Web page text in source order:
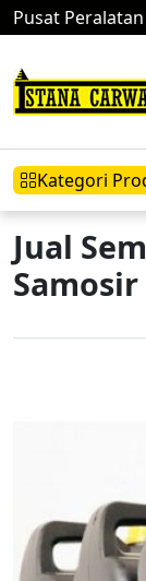
Pusat
Kategori
Hidrolik
Jual
Samosir